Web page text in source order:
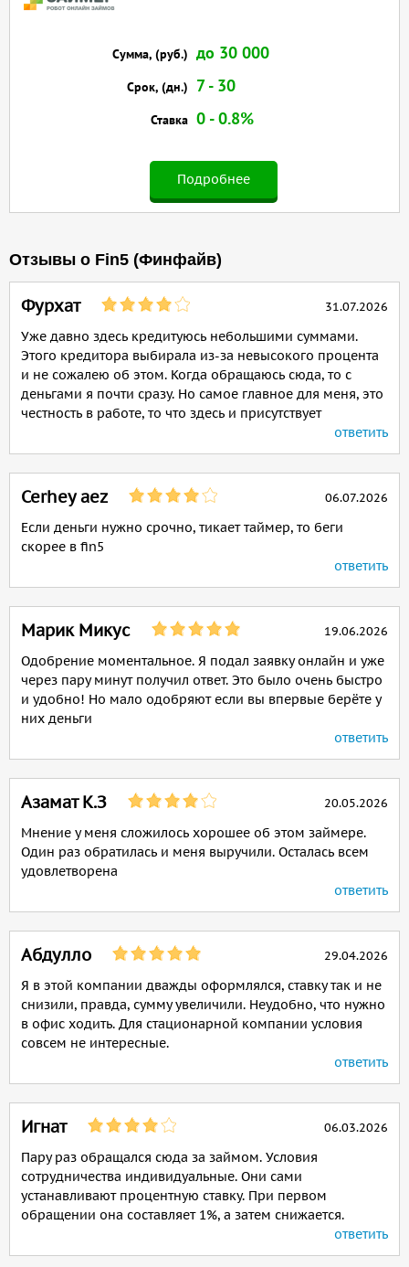
Подробнее
Сумма, (руб.) до 30 000
Срок, (дн.) 7 - 30
Ставка 0 - 0.8%
Отзывы о Fin5 (Финфайв)
Фурхат 31.07.2026
Уже давно здесь кредитуюсь небольшими суммами.
Этого кредитора выбирала из-за невысокого процента
и не сожалею об этом. Когда обращаюсь сюда, то с
деньгами я почти сразу. Но самое главное для меня, это
честность в работе, то что здесь и присутствует
ответить
Cerhey aez 06.07.2026
Если деньги нужно срочно, тикает таймер, то беги
скорее в fin5
ответить
Марик Микус 19.06.2026
Одобрение моментальное. Я подал заявку онлайн и уже
через пару минут получил ответ. Это было очень быстро
и удобно! Но мало одобряют если вы впервые берёте у
них деньги
ответить
Азамат К.З 20.05.2026
Мнение у меня сложилось хорошее об этом займере.
Один раз обратилась и меня выручили. Осталась всем
удовлетворена
ответить
Абдулло 29.04.2026
Я в этой компании дважды оформлялся, ставку так и не
снизили, правда, сумму увеличили. Неудобно, что нужно
в офис ходить. Для стационарной компании условия
совсем не интересные.
ответить
Игнат 06.03.2026
Пару раз обращался сюда за займом. Условия
сотрудничества индивидуальные. Они сами
устанавливают процентную ставку. При первом
обращении она составляет 1%, а затем снижается.
ответить